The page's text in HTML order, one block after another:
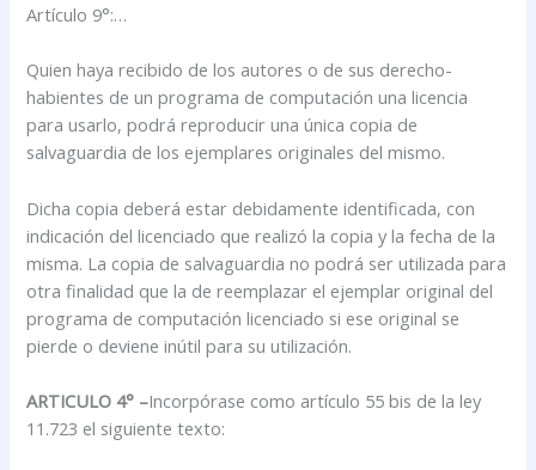
Artículo 9°:…
Quien haya recibido de los autores o de sus derecho-
habientes de un programa de computación una licencia
para usarlo, podrá reproducir una única copia de
salvaguardia de los ejemplares originales del mismo.
Dicha copia deberá estar debidamente identificada, con
indicación del licenciado que realizó la copia y la fecha de la
misma. La copia de salvaguardia no podrá ser utilizada para
otra finalidad que la de reemplazar el ejemplar original del
programa de computación licenciado si ese original se
pierde o deviene inútil para su utilización.
ARTICULO 4° –Incorpórase como artículo 55 bis de la ley
11.723 el siguiente texto: